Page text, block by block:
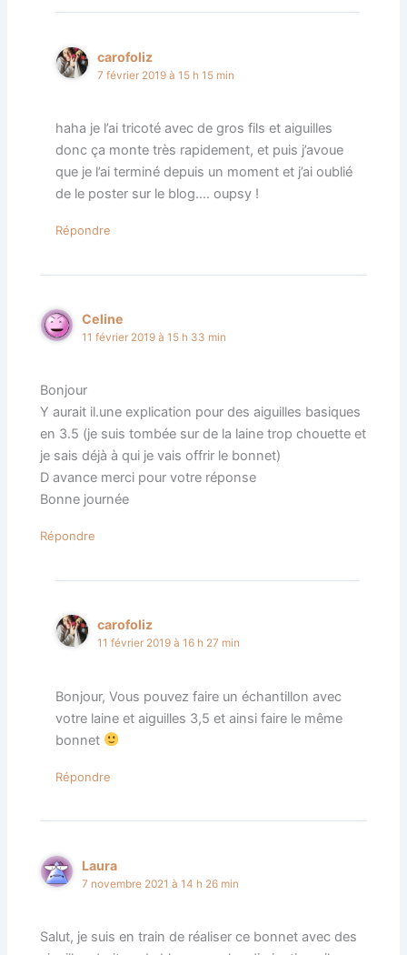
carofoliz
7 février 2019 à 15 h 15 min
haha je l’ai tricoté avec de gros fils et aiguilles
donc ça monte très rapidement, et puis j’avoue
que je l’ai terminé depuis un moment et j’ai oublié
de le poster sur le blog…. oupsy !
Répondre
Celine
11 février 2019 à 15 h 33 min
Bonjour
Y aurait il.une explication pour des aiguilles basiques
en 3.5 (je suis tombée sur de la laine trop chouette et
je sais déjà à qui je vais offrir le bonnet)
D avance merci pour votre réponse
Bonne journée
Répondre
carofoliz
11 février 2019 à 16 h 27 min
Bonjour, Vous pouvez faire un échantillon avec
votre laine et aiguilles 3,5 et ainsi faire le même
bonnet
Répondre
Laura
7 novembre 2021 à 14 h 26 min
Salut, je suis en train de réaliser ce bonnet avec des